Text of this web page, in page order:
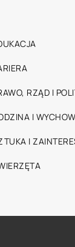
RZĄD I
I
I